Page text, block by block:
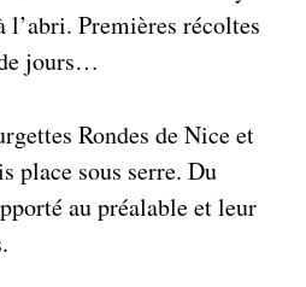
l’abri. Premières récoltes
jours…
Rondes de Nice et
place sous serre. Du
au préalable et leur